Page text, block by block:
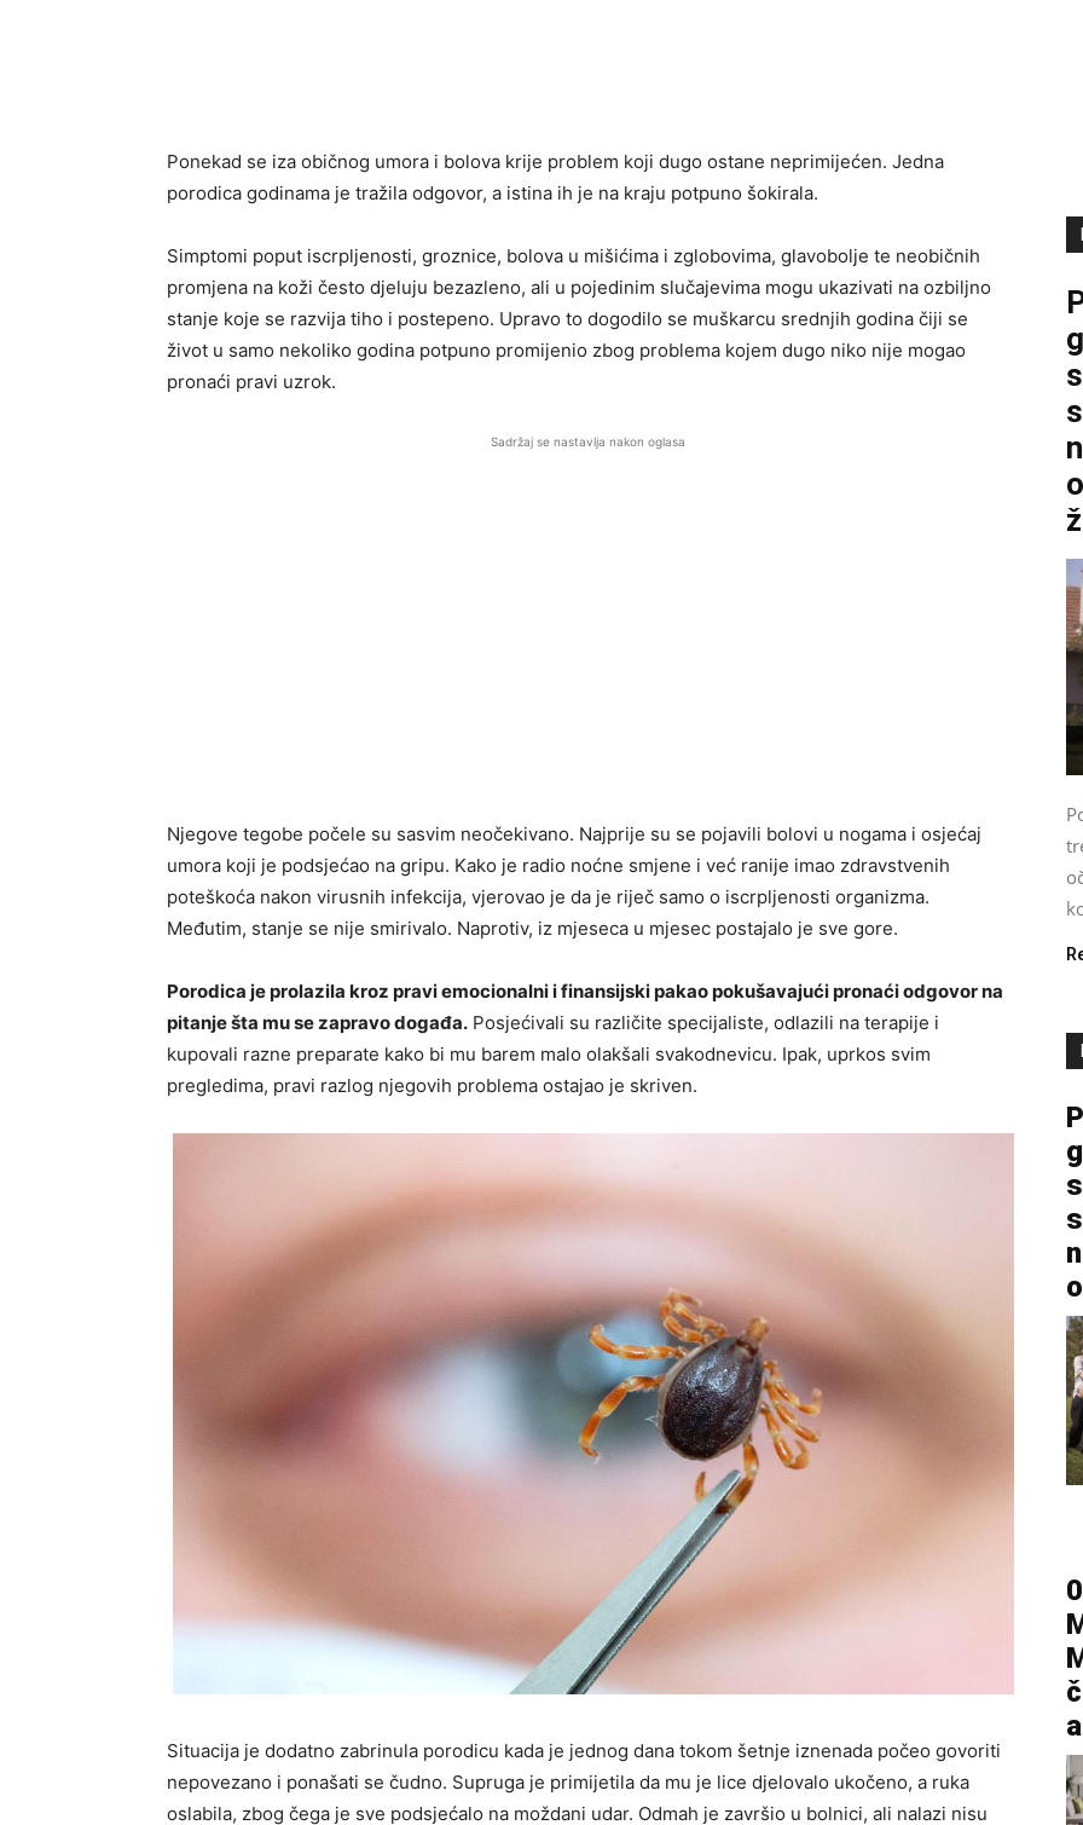
Ponekad se iza običnog umora i bolova krije problem koji dugo ostane neprimijećen. Jedna
porodica godinama je tražila odgovor, a istina ih je na kraju potpuno šokirala.
Simptomi poput iscrpljenosti, groznice, bolova u mišićima i zglobovima, glavobolje te neobičnih
promjena na koži često djeluju bezazleno, ali u pojedinim slučajevima mogu ukazivati na ozbiljno
stanje koje se razvija tiho i postepeno. Upravo to dogodilo se muškarcu srednjih godina čiji se
život u samo nekoliko godina potpuno promijenio zbog problema kojem dugo niko nije mogao
pronaći pravi uzrok.
Sadržaj se nastavlja nakon oglasa
Njegove tegobe počele su sasvim neočekivano. Najprije su se pojavili bolovi u nogama i osjećaj
umora koji je podsjećao na gripu. Kako je radio noćne smjene i već ranije imao zdravstvenih
poteškoća nakon virusnih infekcija, vjerovao je da je riječ samo o iscrpljenosti organizma.
Međutim, stanje se nije smirivalo. Naprotiv, iz mjeseca u mjesec postajalo je sve gore.
Porodica je prolazila kroz pravi emocionalni i finansijski pakao pokušavajući pronaći odgovor na
pitanje šta mu se zapravo događa. Posjećivali su različite specijaliste, odlazili na terapije i
kupovali razne preparate kako bi mu barem malo olakšali svakodnevicu. Ipak, uprkos svim
pregledima, pravi razlog njegovih problema ostajao je skriven.
Situacija je dodatno zabrinula porodicu kada je jednog dana tokom šetnje iznenada počeo govoriti
nepovezano i ponašati se čudno. Supruga je primijetila da mu je lice djelovalo ukočeno, a ruka
oslabila, zbog čega je sve podsjećalo na moždani udar. Odmah je završio u bolnici, ali nalazi nisu